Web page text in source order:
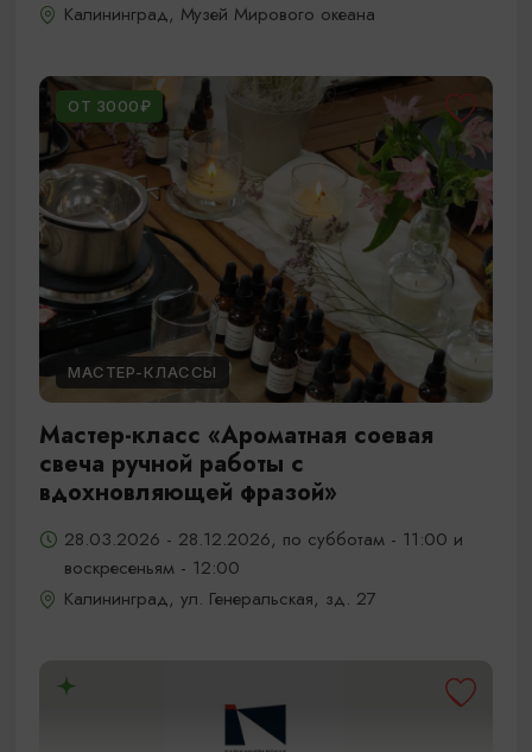
Калининград, Музей Мирового океана
ОТ 3000₽
МАСТЕР-КЛАССЫ
Мастер-класс «Ароматная соевая
свеча ручной работы с
вдохновляющей фразой»
28.03.2026 - 28.12.2026, по субботам - 11:00 и
воскресеньям - 12:00
Калининград, ул. Генеральская, зд. 27